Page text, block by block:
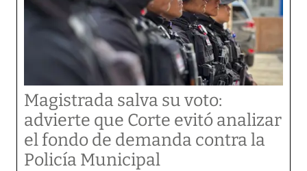
Magistrada salva su voto:
advierte que Corte evitó analizar
el fondo de demanda contra la
Policía Municipal